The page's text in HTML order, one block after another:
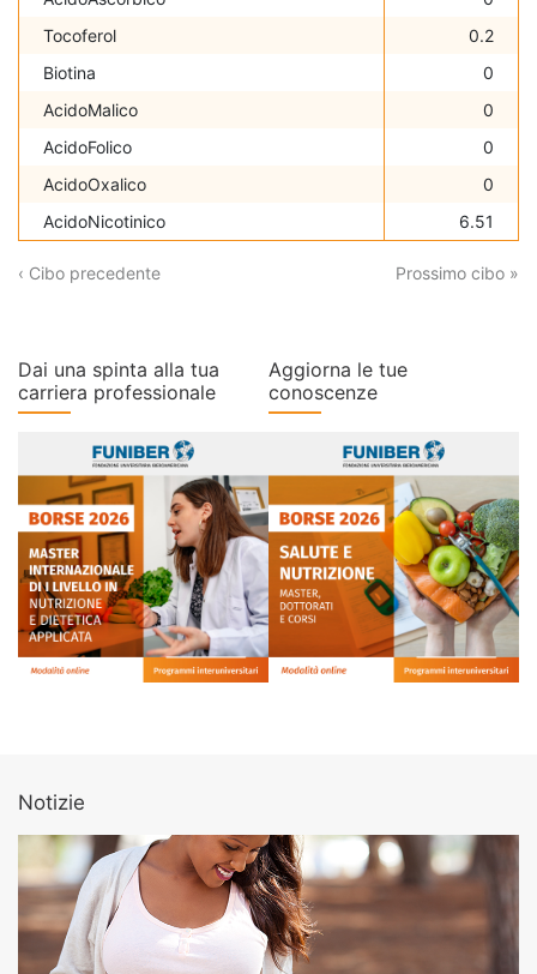
Tocoferol
0.2
Biotina
0
AcidoMalico
0
AcidoFolico
0
AcidoOxalico
0
AcidoNicotinico
6.51
‹ Cibo precedente Prossimo cibo »
Dai una spinta alla tua
carriera professionale
Aggiorna le tue
conoscenze
Notizie